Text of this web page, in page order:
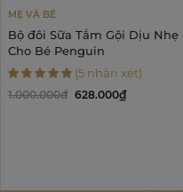
MẸ VÀ BÉ
Bộ đôi Sữa Tắm Gội Dịu Nhẹ
Cho Bé Penguin
(5 nhận xét)
1.000.000đ 628.000₫